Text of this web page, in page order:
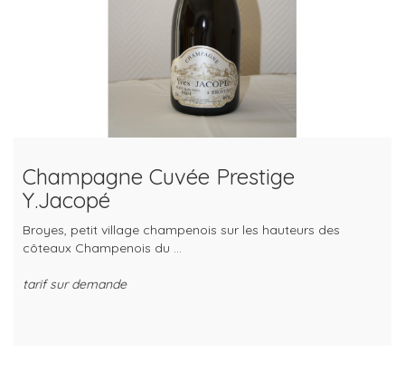
Champagne Cuvée Prestige
Y.Jacopé
Broyes, petit village champenois sur les hauteurs des
côteaux Champenois du ...
tarif sur demande